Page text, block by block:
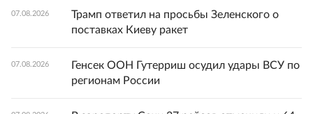
07.08.2026
Трамп ответил на просьбы Зеленского о
поставках Киеву ракет
07.08.2026
Генсек ООН Гутерриш осудил удары ВСУ по
регионам России